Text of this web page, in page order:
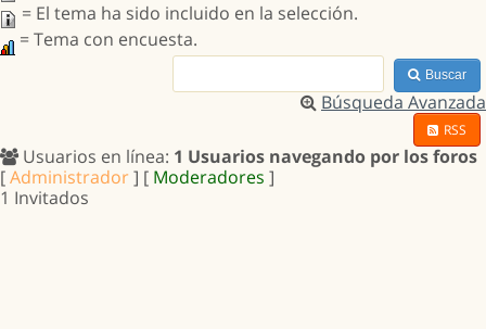
= El tema ha sido incluido en la selección.
= Tema con encuesta.
Buscar
Búsqueda Avanzada
RSS
Usuarios en línea: 1 Usuarios navegando por los foros
[Administrador] [ Moderadores ]
1 Invitados